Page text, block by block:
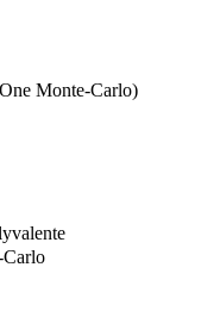
Monte-Carlo)
Carlo